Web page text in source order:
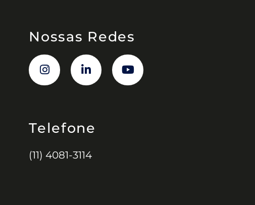
Nossas Redes
Telefone
(11) 4081-3114